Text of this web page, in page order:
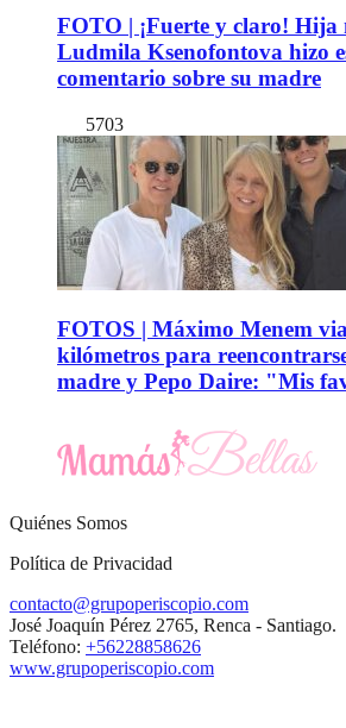
FOTO | ¡Fuerte y claro! Hija
Ludmila Ksenofontova hizo
comentario sobre su madre
5703
FOTOS | Máximo Menem
kilómetros para
madre y Pepo Daire: "Mis
Quiénes Somos
Política de Privacidad
contacto@grupoperiscopio.com
José Joaquín Pérez 2765, Renca - Santiago.
Teléfono: +56228858626
www.grupoperiscopio.com